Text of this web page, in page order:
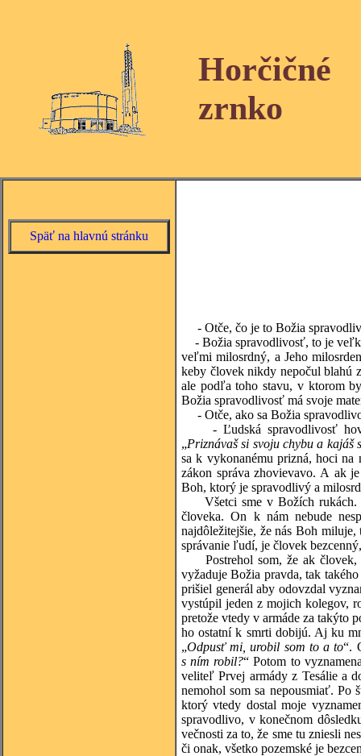
Horčičné
zrnko
Späť na hlavnú stránku
- Otče, čo je to Božia
- Božia spravodlivosť, to je
veľmi milosrdný, a Jeho
keby človek nikdy nepočul blahú
ale podľa toho stavu, v ktorom
Božia spravodlivosť má svoje
- Otče, ako sa Božia
- Ľudská spravodlivosť
„Priznávaš si svoju chybu a kajáš
sa k vykonanému prizná, hoci na
zákon správa zhovievavo. A ak
Boh, ktorý je spravodlivý a
Všetci sme v Božích rukách.
človeka. On k nám nebude
najdôležitejšie, že nás Boh
správanie ľudí, je človek
Postrehol som, že ak človek, s
vyžaduje Božia pravda, tak
prišiel generál aby odovzdal
vystúpil jeden z mojich kolegov,
pretože vtedy v armáde za takýto
ho ostatní k smrti dobijú. Aj ku
„Odpusť mi, urobil som to a to“.
s ním robil?“ Potom to
veliteľ Prvej armády z Tesálie a
nemohol som sa nepousmiať. Po
ktorý vtedy dostal moje
spravodlivo, v konečnom
večnosti za to, že sme tu zniesli
či onak, všetko pozemské je